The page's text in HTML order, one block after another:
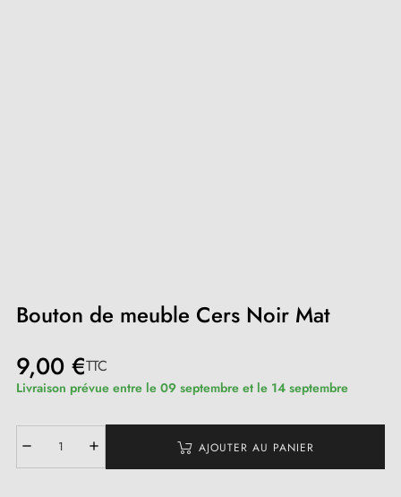
Bouton de meuble Cers Noir Mat
9,00 €TTC
Livraison prévue entre le 09 septembre et le 14 septembre
AJOUTER AU PANIER